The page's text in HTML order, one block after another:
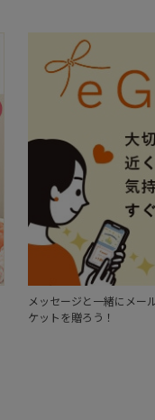
メッセージと一緒にメー
ケットを贈ろう！